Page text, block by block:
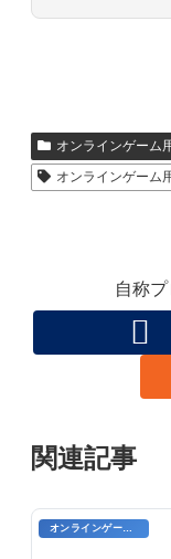
オンラインゲーム
オンラインゲーム
自称
関連記事